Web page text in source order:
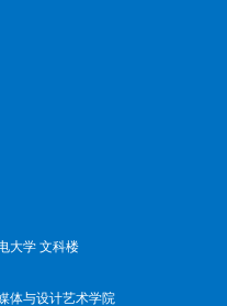
大学 文科楼
体与设计艺术学院